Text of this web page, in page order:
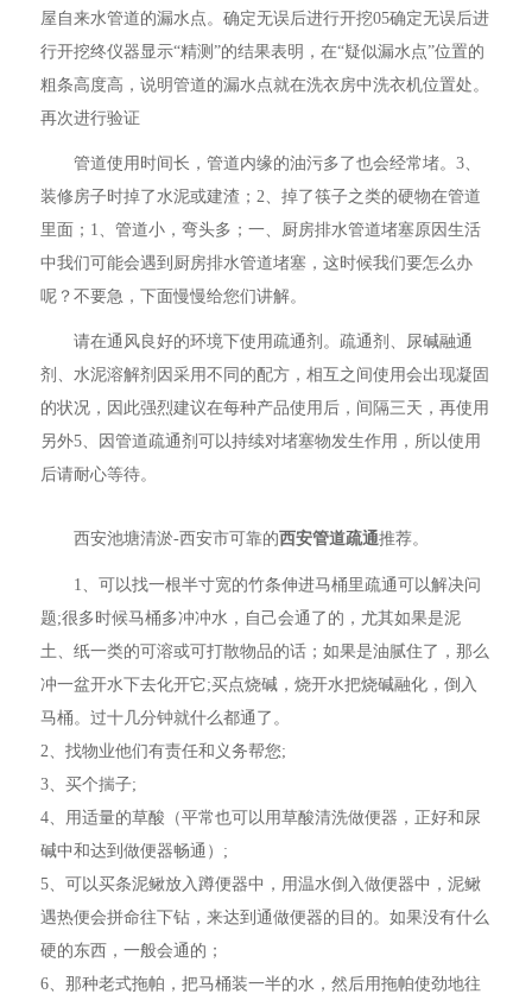
屋自来水管道的漏水点。确定无误后进行开挖05确定无误后进
行开挖终仪器显示“精测”的结果表明，在“疑似漏水点”位置的
粗条高度高，说明管道的漏水点就在洗衣房中洗衣机位置处。
再次进行验证
管道使用时间长，管道内缘的油污多了也会经常堵。3、
装修房子时掉了水泥或建渣；2、掉了筷子之类的硬物在管道
里面；1、管道小，弯头多；一、厨房排水管道堵塞原因生活
中我们可能会遇到厨房排水管道堵塞，这时候我们要怎么办
呢？不要急，下面慢慢给您们讲解。
请在通风良好的环境下使用疏通剂。疏通剂、尿碱融通
剂、水泥溶解剂因采用不同的配方，相互之间使用会出现凝固
的状况，因此强烈建议在每种产品使用后，间隔三天，再使用
另外5、因管道疏通剂可以持续对堵塞物发生作用，所以使用
后请耐心等待。
西安池塘清淤-西安市可靠的西安管道疏通推荐。
1、可以找一根半寸宽的竹条伸进马桶里疏通可以解决问
题;很多时候马桶多冲冲水，自己会通了的，尤其如果是泥
土、纸一类的可溶或可打散物品的话；如果是油腻住了，那么
冲一盆开水下去化开它;买点烧碱，烧开水把烧碱融化，倒入
马桶。过十几分钟就什么都通了。
2、找物业他们有责任和义务帮您;
3、买个揣子;
4、用适量的草酸（平常也可以用草酸清洗做便器，正好和尿
碱中和达到做便器畅通）;
5、可以买条泥鳅放入蹲便器中，用温水倒入做便器中，泥鳅
遇热便会拼命往下钻，来达到通做便器的目的。如果没有什么
硬的东西，一般会通的；
6、那种老式拖帕，把马桶装一半的水，然后用拖帕使劲地往